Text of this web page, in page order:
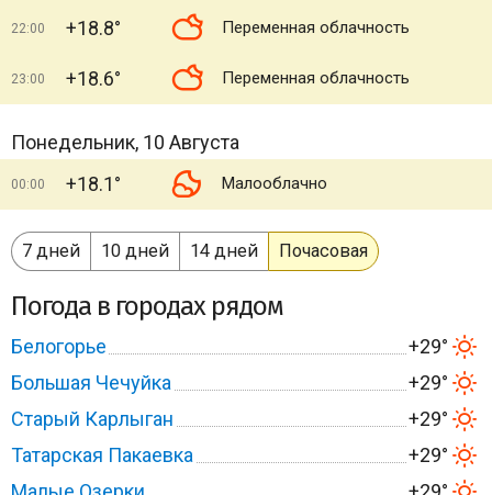
22:00 +18.8° Переменная облачность
23:00 +18.6° Переменная облачность
Понедельник, 10 Августа
00:00 +18.1° Малооблачно
7 дней 10 дней 14 дней Почасовая
Погода в городах рядом
Белогорье
+29°
Большая Чечуйка
+29°
Старый Карлыган
+29°
Татарская Пакаевка
+29°